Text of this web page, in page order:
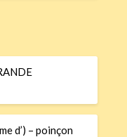
d’) – poinçon